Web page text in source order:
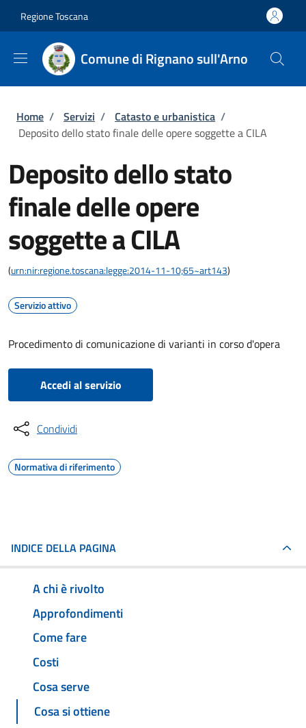
Regione Toscana
Comune di Rignano sull'Arno
Briciole di pane
Home / Servizi / Catasto e urbanistica /
Deposito dello stato finale delle opere soggette a CILA
Deposito dello stato
finale delle opere
soggette a CILA
(urn:nir:regione.toscana:legge:2014-11-10;65~art143)
Servizio attivo
Procedimento di comunicazione di varianti in corso d'opera
Accedi al servizio
Condividi
Normativa di riferimento
INDICE DELLA PAGINA
A chi è rivolto
Approfondimenti
Come fare
Costi
Cosa serve
Cosa si ottiene